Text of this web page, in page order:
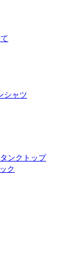
シャツ
ンクトップ
ク